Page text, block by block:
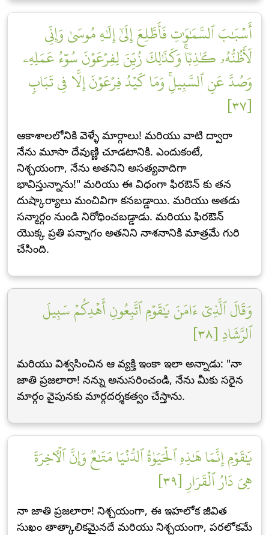
أَسۡبَٰبَ ٱلسَّمَٰوَٰتِ فَأَطَّلِعَ إِلَىٰٓ إِلَٰهِ مُوسَىٰ وَإِنِّي
لَأَظُنُّهُۥ كَٰذِبٗاۚ وَكَذَٰلِكَ زُيِّنَ لِفِرۡعَوۡنَ سُوٓءُ عَمَلِهِۦ
وَصُدَّ عَنِ ٱلسَّبِيلِۚ وَمَا كَيۡدُ فِرۡعَوۡنَ إِلَّا فِي تَبَابٖ
[٣٧]
ఆకాశాలలోనికి వెళ్ళే మార్గాలు! మరియు వాటి ద్వారా
నేను మూసా దేవుణ్ణి చూడటానికి. ఎందుకంటే,
నిశ్చయంగా, నేను అతనిని అసత్యవాదిగా
భావిస్తున్నాను!" మరియు ఈ విధంగా ఫిరఔన్ కు తన
దుష్కార్యాలు మంచివిగా కనబడ్డాయి. మరియు అతడు
సన్మార్గం నుండి నిరోధించబడ్డాడు. మరియు ఫిరఔన్
యొక్క ప్రతి పన్నాగం అతనిని నాశనానికి మాత్రమే గురి
చేసింది.
وَقَالَ ٱلَّذِيٓ ءَامَنَ يَٰقَوۡمِ ٱتَّبِعُونِ أَهۡدِكُمۡ سَبِيلَ
ٱلرَّشَادِ [٣٨]
మరియు విశ్వసించిన ఆ వ్యక్తి ఇంకా ఇలా అన్నాడు: "నా
జాతి ప్రజలారా! నన్ను అనుసరించండి, నేను మీకు సరైన
మార్గం వైపునకు మార్గదర్శకత్వం చేస్తాను.
يَٰقَوۡمِ إِنَّمَا هَٰذِهِ ٱلۡحَيَوٰةُ ٱلدُّنۡيَا مَتَٰعٞ وَإِنَّ ٱلۡأٓخِرَةَ
هِيَ دَارُ ٱلۡقَرَارِ [٣٩]
నా జాతి ప్రజలారా! నిశ్చయంగా, ఈ ఇహలోక జీవిత
సుఖం తాత్కాలికమైనదే మరియు నిశ్చయంగా, పరలోకమే